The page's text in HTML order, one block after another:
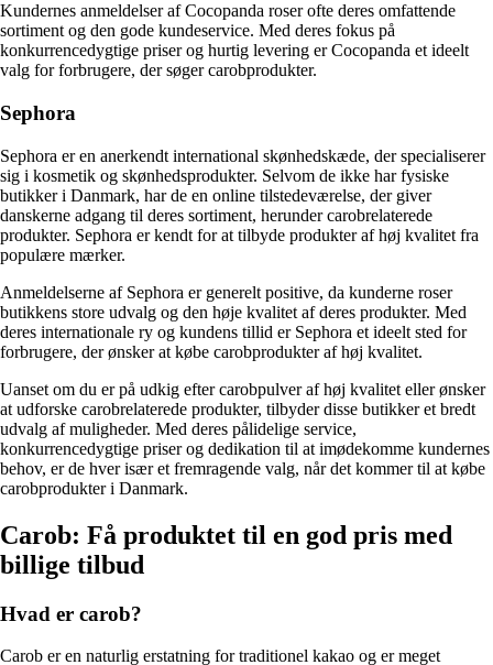
Kundernes anmeldelser af Cocopanda roser ofte deres omfattende
sortiment og den gode kundeservice. Med deres fokus på
konkurrencedygtige priser og hurtig levering er Cocopanda et ideelt
valg for forbrugere, der søger carobprodukter.
Sephora
Sephora er en anerkendt international skønhedskæde, der specialiserer
sig i kosmetik og skønhedsprodukter. Selvom de ikke har fysiske
butikker i Danmark, har de en online tilstedeværelse, der giver
danskerne adgang til deres sortiment, herunder carobrelaterede
produkter. Sephora er kendt for at tilbyde produkter af høj kvalitet fra
populære mærker.
Anmeldelserne af Sephora er generelt positive, da kunderne roser
butikkens store udvalg og den høje kvalitet af deres produkter. Med
deres internationale ry og kundens tillid er Sephora et ideelt sted for
forbrugere, der ønsker at købe carobprodukter af høj kvalitet.
Uanset om du er på udkig efter carobpulver af høj kvalitet eller ønsker
at udforske carobrelaterede produkter, tilbyder disse butikker et bredt
udvalg af muligheder. Med deres pålidelige service,
konkurrencedygtige priser og dedikation til at imødekomme kundernes
behov, er de hver især et fremragende valg, når det kommer til at købe
carobprodukter i Danmark.
Carob: Få produktet til en god pris med
billige tilbud
Hvad er carob?
Carob er en naturlig erstatning for traditionel kakao og er meget